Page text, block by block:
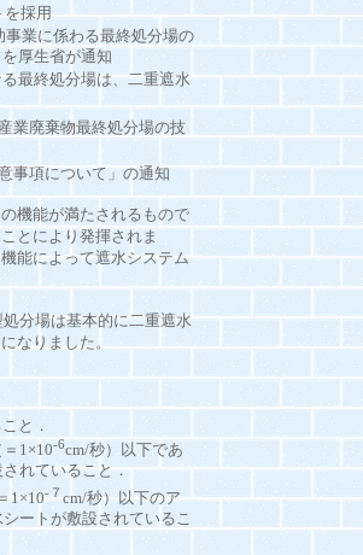
採用
業に係わる最終処分場の
厚生省が通知
最終処分場は、二重遮水
業廃棄物最終処分場の技
事項について」の通知
機能が満たされるもので
とにより発揮されま
能によって遮水システム
分場は基本的に二重遮水
なりました。
と．
1×10-6cm/秒）以下であ
れていること．
1×10-７ cm/秒）以下のア
ートが敷設されているこ